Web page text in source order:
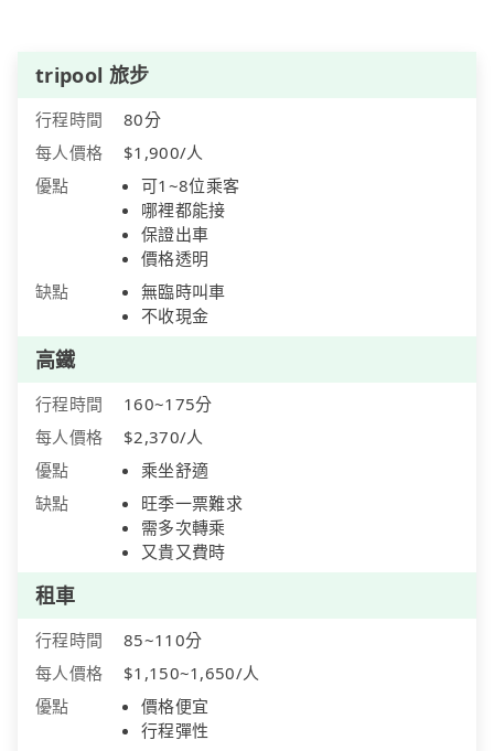
tripool 旅步
行程時間
80分
每人價格
$1,900/人
優點
可1~8位乘客
哪裡都能接
保證出車
價格透明
缺點
無臨時叫車
不收現金
高鐵
行程時間
160~175分
每人價格
$2,370/人
優點
乘坐舒適
缺點
旺季一票難求
需多次轉乘
又貴又費時
租車
行程時間
85~110分
每人價格
$1,150~1,650/人
優點
價格便宜
行程彈性